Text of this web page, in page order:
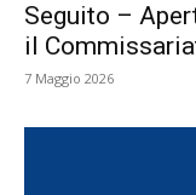
Seguito –
il
7 Maggio 2026